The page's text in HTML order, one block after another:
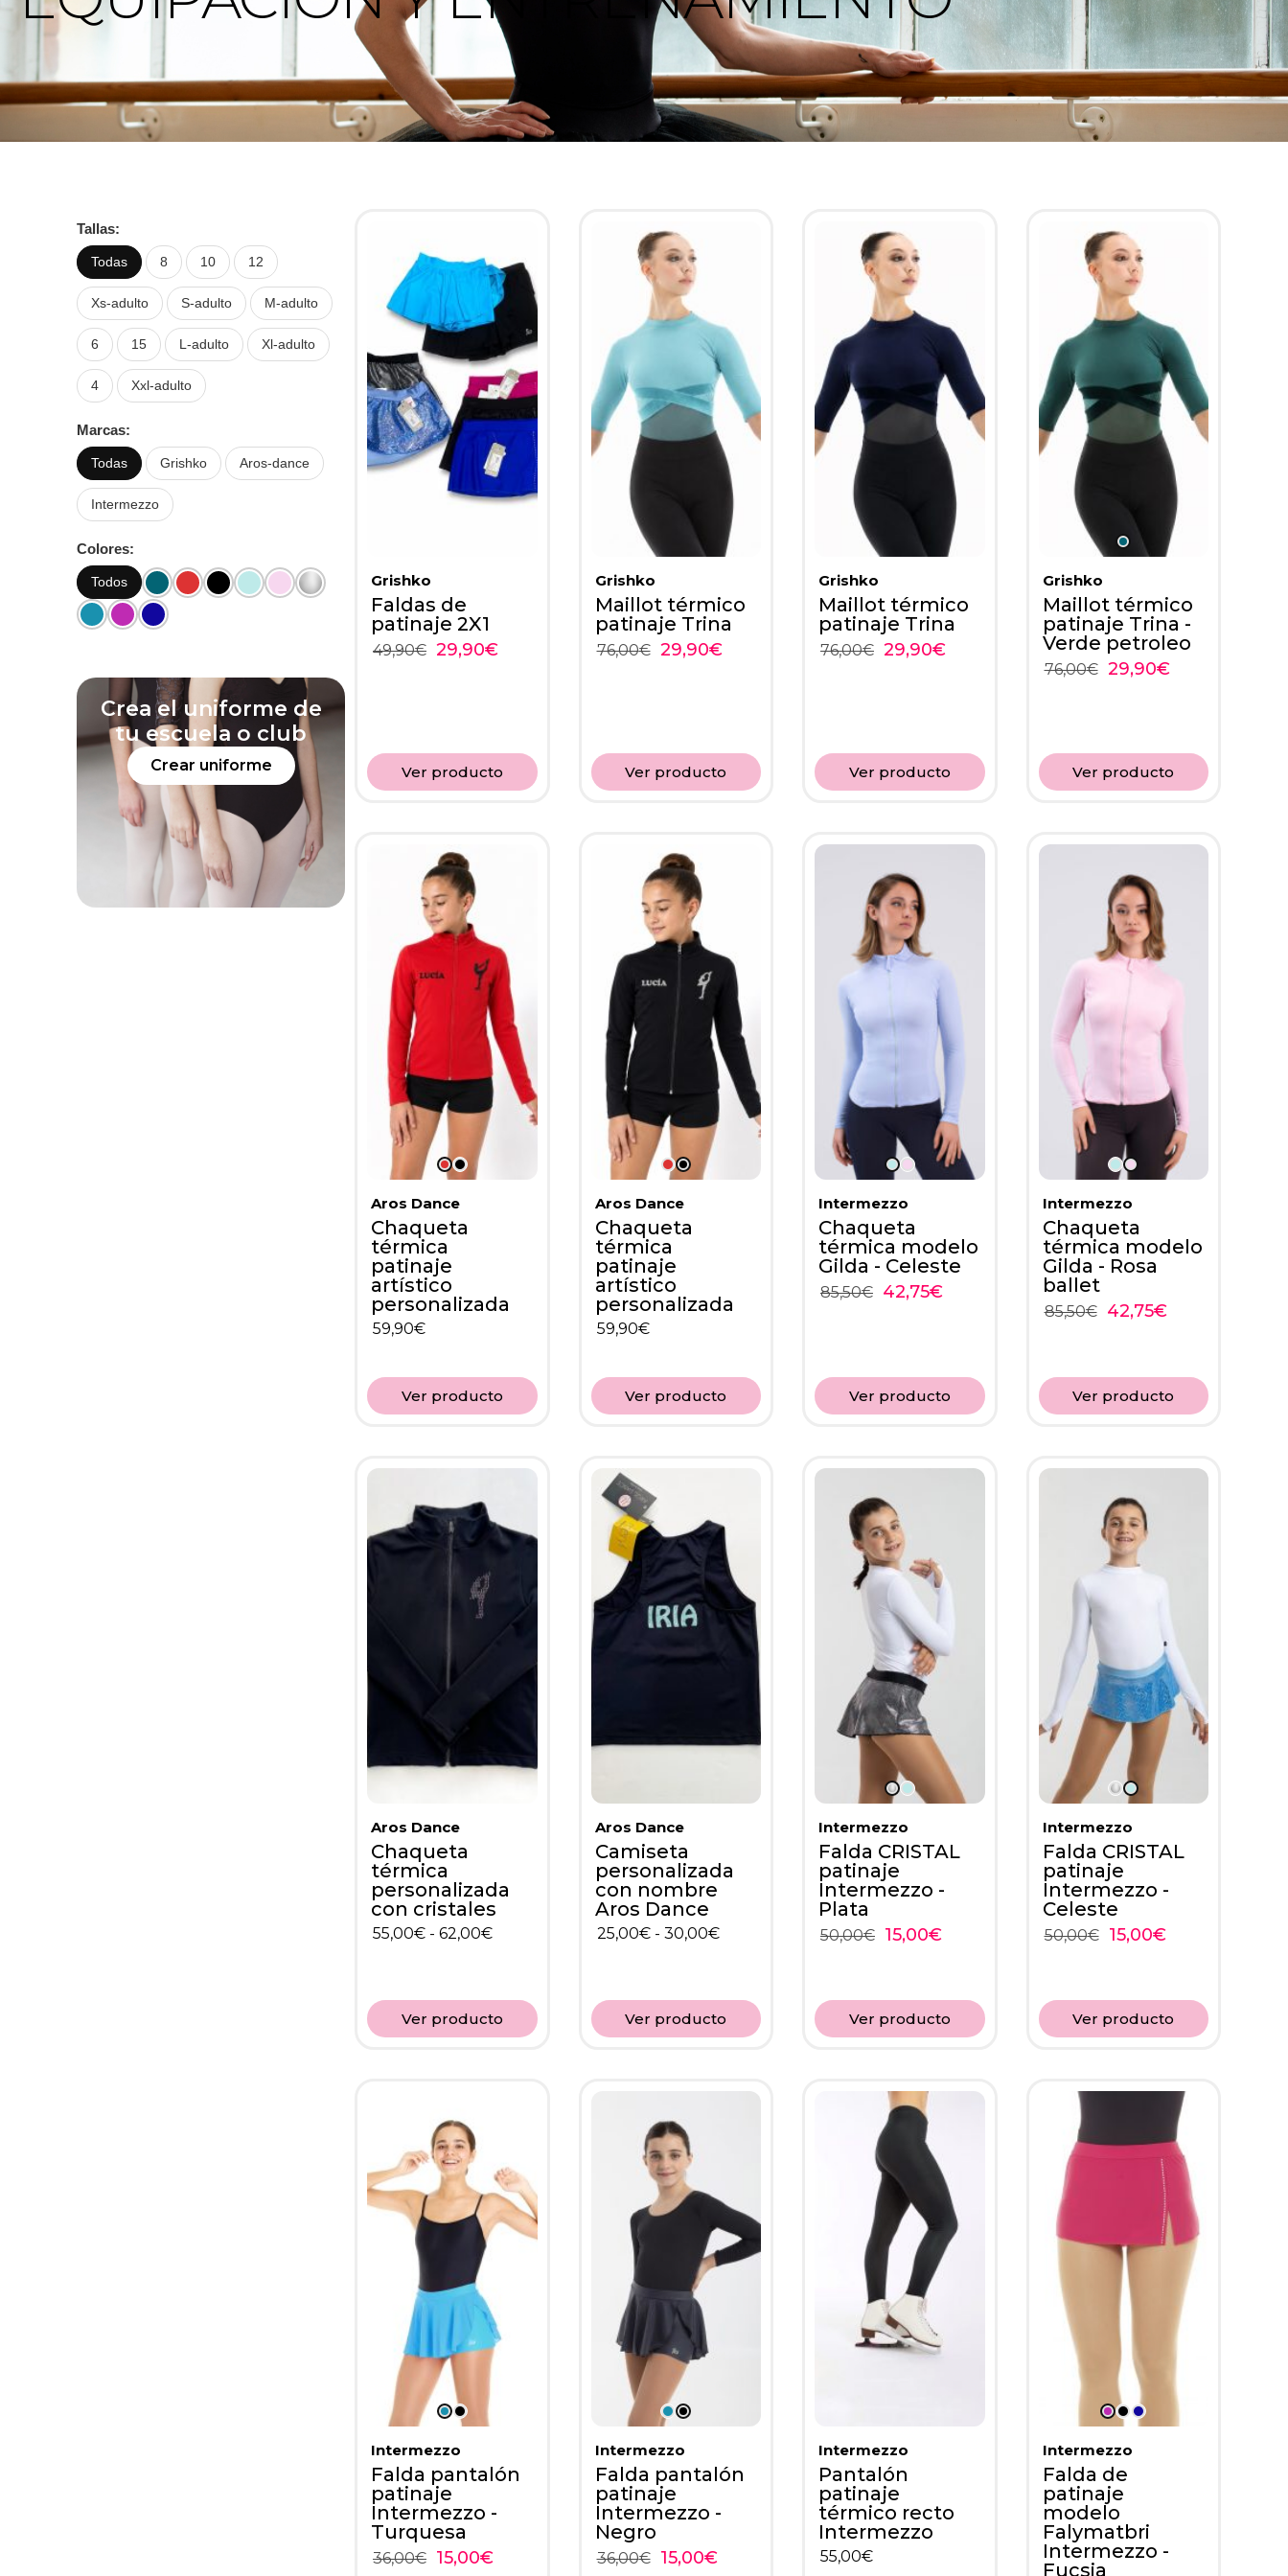
Tallas:
Todas 8 10 12
Xs-adulto S-adulto M-adulto
6 15 L-adulto Xl-adulto
4 Xxl-adulto
Marcas:
Todas Grishko Aros-dance
Intermezzo
Colores:
Todos
Crea el uniforme de
tu escuela o club
Crear uniforme
Grishko
Faldas de
patinaje 2X1
49,90€ 29,90€
Ver producto
Grishko
Maillot térmico
patinaje Trina
76,00€ 29,90€
Ver producto
Grishko
Maillot térmico
patinaje Trina
76,00€ 29,90€
Ver producto
Grishko
Maillot térmico
patinaje Trina -
Verde petroleo
76,00€ 29,90€
Ver producto
Aros Dance
Chaqueta
térmica
patinaje
artístico
personalizada
59,90€
Ver producto
Aros Dance
Chaqueta
térmica
patinaje
artístico
personalizada
59,90€
Ver producto
Intermezzo
Chaqueta
térmica modelo
Gilda - Celeste
85,50€ 42,75€
Ver producto
Intermezzo
Chaqueta
térmica modelo
Gilda - Rosa
ballet
85,50€ 42,75€
Ver producto
Aros Dance
Chaqueta
térmica
personalizada
con cristales
55,00€ - 62,00€
Ver producto
Aros Dance
Camiseta
personalizada
con nombre
Aros Dance
25,00€ - 30,00€
Ver producto
Intermezzo
Falda CRISTAL
patinaje
Intermezzo -
Plata
50,00€ 15,00€
Ver producto
Intermezzo
Falda CRISTAL
patinaje
Intermezzo -
Celeste
50,00€ 15,00€
Ver producto
Intermezzo
Falda pantalón
patinaje
Intermezzo -
Turquesa
36,00€ 15,00€
Intermezzo
Falda pantalón
patinaje
Intermezzo -
Negro
36,00€ 15,00€
Intermezzo
Pantalón
patinaje
térmico recto
Intermezzo
55,00€
Intermezzo
Falda de
patinaje
modelo
Falymatbri
Intermezzo -
Fucsia